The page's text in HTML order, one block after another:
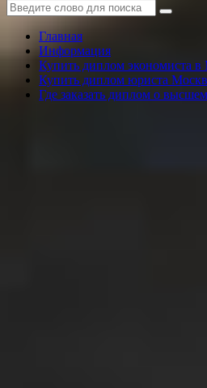
Главная
Информация
Купить диплом экономиста в
Купить диплом юриста
Где заказать диплом о